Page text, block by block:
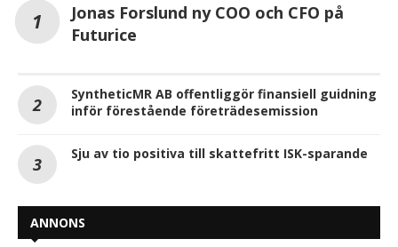
Jonas Forslund ny COO och CFO på
Futurice
SyntheticMR AB offentliggör finansiell guidning
inför förestående företrädesemission
Sju av tio positiva till skattefritt ISK-sparande
ANNONS